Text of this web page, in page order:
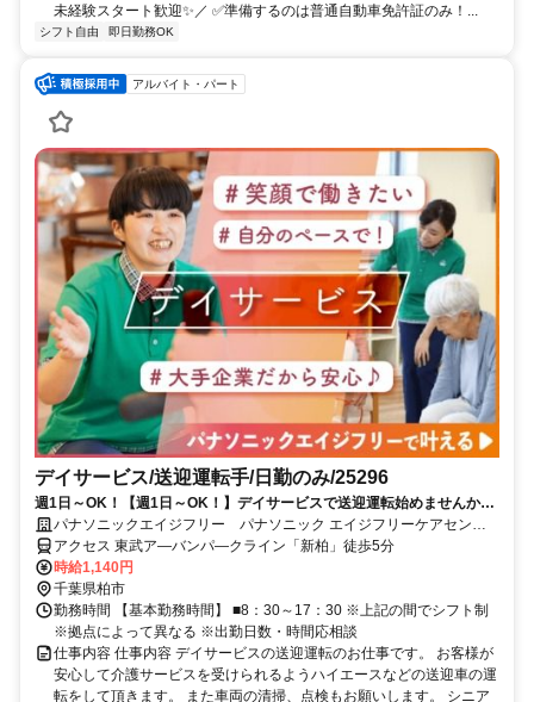
未経験スタート歓迎✨／ ✅準備するのは普通自動車免許証のみ！...
シフト自由 即日勤務OK
アルバイト・パート
デイサービス/送迎運転手/日勤のみ/25296
週1日～OK！【週1日～OK！】デイサービスで送迎運転始めませんか？
勤務日数や勤務時間のご相談も可能ですので、空き時間にご勤務頂けま
す。
パナソニックエイジフリー パナソニック エイジフリーケアセンタ
ー柏豊住・デイサービス
アクセス 東武ア―バンパ―クライン「新柏」徒歩5分
時給1,140円
千葉県柏市
勤務時間 【基本勤務時間】 ■8：30～17：30 ※上記の間でシフト制
※拠点によって異なる ※出勤日数・時間応相談
仕事内容 仕事内容 デイサービスの送迎運転のお仕事です。 お客様が
安心して介護サービスを受けられるようハイエースなどの送迎車の運
転をして頂きます。 また車両の清掃、点検もお願いします。 シニア